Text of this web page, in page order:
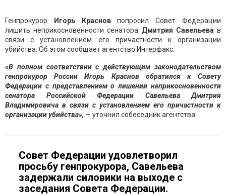
Генпрокурор Игорь Красновпопросил Совет Федерации
лишить неприкосновенности сенатора Дмитрия Савельева в
связи с установлением его причастности к организации
убийства. Об этом сообщает агентство Интерфакс.
«В полном соответствии с действующим законодательством
генпрокурор России Игорь Краснов обратился к Совету
Федерации с представлением о лишении неприкосновенности
сенатора Российской Федерации Савельева Дмитрия
Владимировича в связи с установлением его причастности к
организации убийства», — уточнил собеседник агентства.
Совет Федерации удовлетворил
просьбу генпрокурора, Савельева
задержали силовики на выходе с
заседания Совета Федерации.